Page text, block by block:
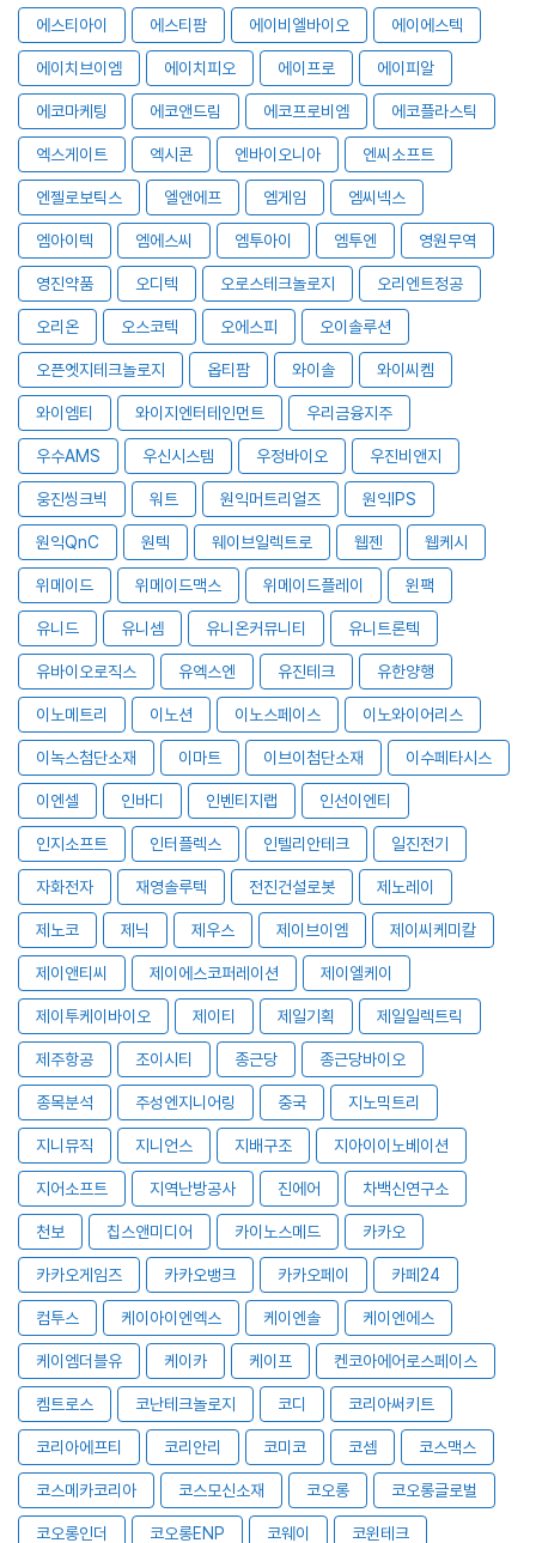
에스티아이 에스티팜 에이비엘바이오 에이에스텍
에이치브이엠 에이치피오 에이프로 에이피알
에코마케팅 에코앤드림 에코프로비엠 에코플라스틱
엑스게이트 엑시콘 엔바이오니아 엔씨소프트
엔젤로보틱스 엘앤에프 엠게임 엠씨넥스
엠아이텍 엠에스씨 엠투아이 엠투엔 영원무역
영진약품 오디텍 오로스테크놀로지 오리엔트정공
오리온 오스코텍 오에스피 오이솔루션
오픈엣지테크놀로지 옵티팜 와이솔 와이씨켐
와이엠티 와이지엔터테인먼트 우리금융지주
우수AMS 우신시스템 우정바이오 우진비앤지
웅진씽크빅 워트 원익머트리얼즈 원익IPS
원익QnC 원텍 웨이브일렉트로 웹젠 웹케시
위메이드 위메이드맥스 위메이드플레이 윈팩
유니드 유니셈 유니온커뮤니티 유니트론텍
유바이오로직스 유엑스엔 유진테크 유한양행
이노메트리 이노션 이노스페이스 이노와이어리스
이녹스첨단소재 이마트 이브이첨단소재 이수페타시스
이엔셀 인바디 인벤티지랩 인선이엔티
인지소프트 인터플렉스 인텔리안테크 일진전기
자화전자 재영솔루텍 전진건설로봇 제노레이
제노코 제닉 제우스 제이브이엠 제이씨케미칼
제이앤티씨 제이에스코퍼레이션 제이엘케이
제이투케이바이오 제이티 제일기획 제일일렉트릭
제주항공 조이시티 종근당 종근당바이오
종목분석 주성엔지니어링 중국 지노믹트리
지니뮤직 지니언스 지배구조 지아이이노베이션
지어소프트 지역난방공사 진에어 차백신연구소
천보 칩스앤미디어 카이노스메드 카카오
카카오게임즈 카카오뱅크 카카오페이 카페24
컴투스 케이아이엔엑스 케이엔솔 케이엔에스
케이엠더블유 케이카 케이프 켄코아에어로스페이스
켐트로스 코난테크놀로지 코디 코리아써키트
코리아에프티 코리안리 코미코 코셈 코스맥스
코스메카코리아 코스모신소재 코오롱 코오롱글로벌
코오롱인더 코오롱ENP 코웨이 코윈테크